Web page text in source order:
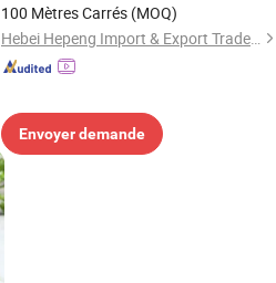
100 Mètres Carrés (MOQ)
Hebei Hepeng Import & Export Trade Co., Ltd.
Envoyer demande